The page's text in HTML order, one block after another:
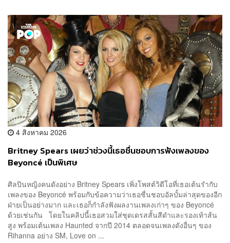
4 สิงหาคม 2026
Britney Spears เผยว่าช่วงนี้เธอชื่นชอบการฟังเพลงของ
Beyoncé เป็นพิเศษ
ศิลปินหญิงคนดังอย่าง Britney Spears เพิ่งโพสต์วิดีโอที่เธอเต้นรำกับ
เพลงของ Beyoncé พร้อมกับข้อความว่าเธอชื่นชอบอัลบั้มล่าสุดของอีก
ฝ่ายเป็นอย่างมาก และเธอก็กำลังฟังผลงานเพลงเก่าๆ ของ Beyoncé
ด้วยเช่นกัน โดยในคลิปนี้เธอสวมใส่ชุดเดรสสั้นสีดำและรองเท้าส้น
สูง พร้อมเต้นเพลง Haunted จากปี 2014 ตลอดจนเพลงดังอื่นๆ ของ
Rihanna อย่าง SM, Love on ...